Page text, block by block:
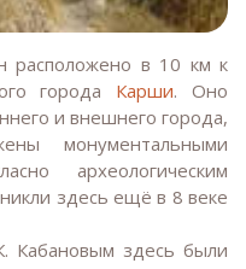
расположено в 10 км к
города Карши. Оно
и внешнего города,
монументальными
археологическим
здесь ещё в 8 веке
Кабановым здесь были